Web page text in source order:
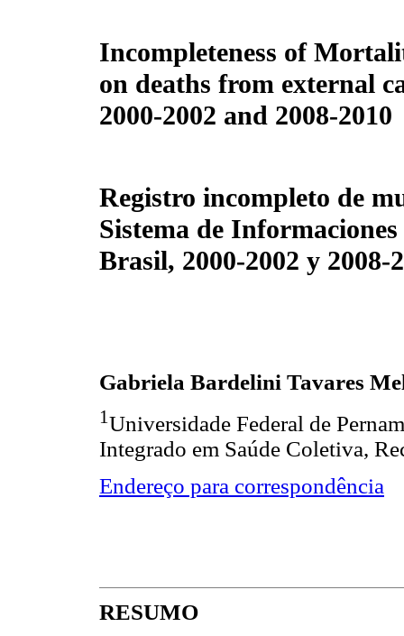
Incompleteness of
on deaths from external
2000-2002 and 2008-2010
Registro incompleto de
Sistema de
Brasil, 2000-2002 y 2008-
Gabriela Bardelini Tavares
1Universidade Federal de
Integrado em Saúde Coletiva,
Endereço para correspondência
RESUMO